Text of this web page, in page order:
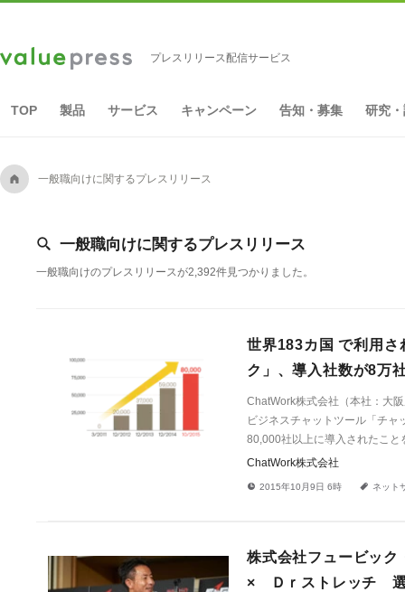
プレスリリース配信サービス
TOP 製品 サービス キャンペーン 告知・募集 研究
A 一般職向けに関するプレスリリース
[ 一般職向けに関するプレスリリース
一般職向けのプレスリリースが2,392件見つかりました。
世界183カ国 で利用さ
ク」、導入社数が8万
ChatWork株式会社（本社：大
ビジネスチャットツール「チ
80,000社以上に導入されたこと
ChatWork株式会社
! 2015年10月9日 6時 a ネット
株式会社フュービッ
× Ｄｒストレッチ